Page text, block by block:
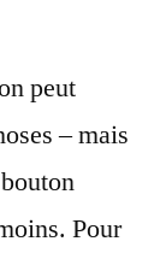
peut
– mais
Pour